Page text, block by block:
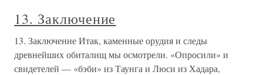
13. Заключение
13. Заключение Итак, каменные орудия и следы
древнейших обиталищ мы осмотрели. «Опросили» и
свидетелей — «бэби» из Таунга и Люси из Хадара,